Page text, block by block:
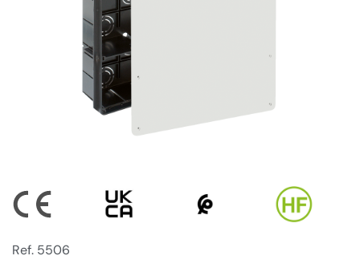
Ref. 5506